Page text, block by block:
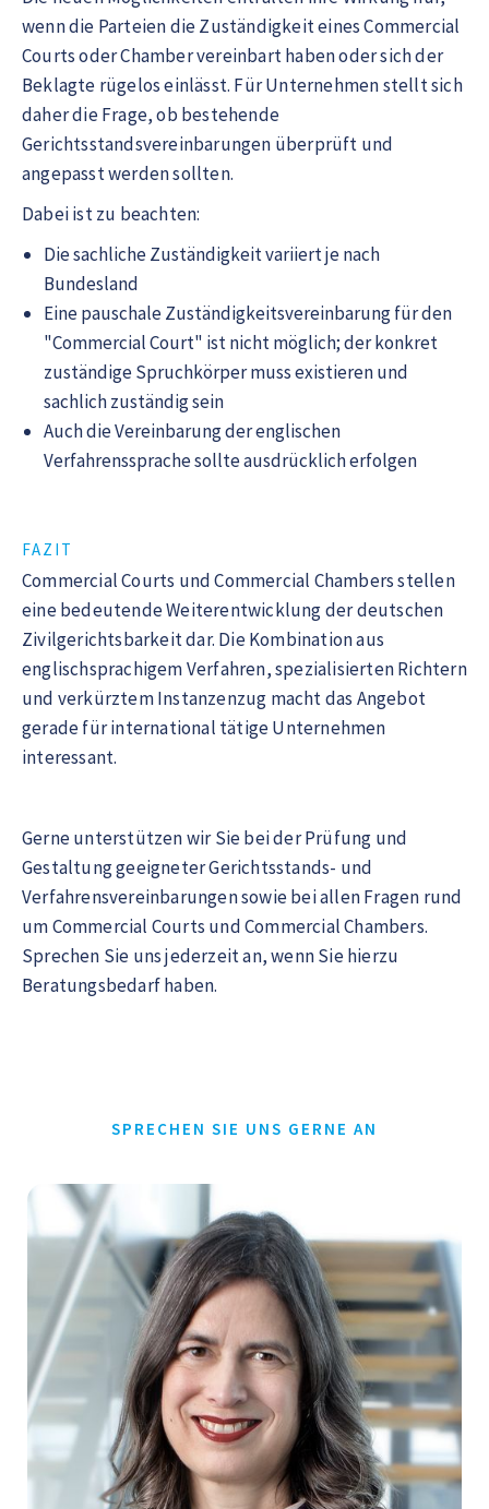
wenn die Parteien die Zuständigkeit eines Commercial
Courts oder Chamber vereinbart haben oder sich der
Beklagte rügelos einlässt. Für Unternehmen stellt sich
daher die Frage, ob bestehende
Gerichtsstandsvereinbarungen überprüft und
angepasst werden sollten.
Dabei ist zu beachten:
Die sachliche Zuständigkeit variiert je nach
Bundesland
Eine pauschale Zuständigkeitsvereinbarung für den
"Commercial Court" ist nicht möglich; der konkret
zuständige Spruchkörper muss existieren und
sachlich zuständig sein
Auch die Vereinbarung der englischen
Verfahrenssprache sollte ausdrücklich erfolgen
FAZIT
Commercial Courts und Commercial Chambers stellen
eine bedeutende Weiterentwicklung der deutschen
Zivilgerichtsbarkeit dar. Die Kombination aus
englischsprachigem Verfahren, spezialisierten Richtern
und verkürztem Instanzenzug macht das Angebot
gerade für international tätige Unternehmen
interessant.
Gerne unterstützen wir Sie bei der Prüfung und
Gestaltung geeigneter Gerichtsstands- und
Verfahrensvereinbarungen sowie bei allen Fragen rund
um Commercial Courts und Commercial Chambers.
Sprechen Sie uns jederzeit an, wenn Sie hierzu
Beratungsbedarf haben.
SPRECHEN SIE UNS GERNE AN